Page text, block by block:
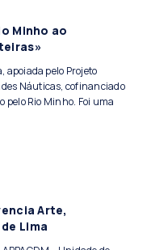
Minho ao
apoiada pelo Projeto
Náuticas, cofinanciado
pelo Rio Minho. Foi uma
Arte,
Lima